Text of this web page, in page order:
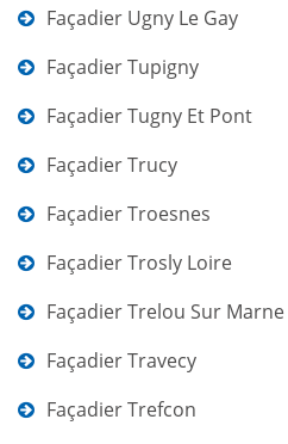
Façadier Ugny Le Gay
Façadier Tupigny
Façadier Tugny Et Pont
Façadier Trucy
Façadier Troesnes
Façadier Trosly Loire
Façadier Trelou Sur Marne
Façadier Travecy
Façadier Trefcon